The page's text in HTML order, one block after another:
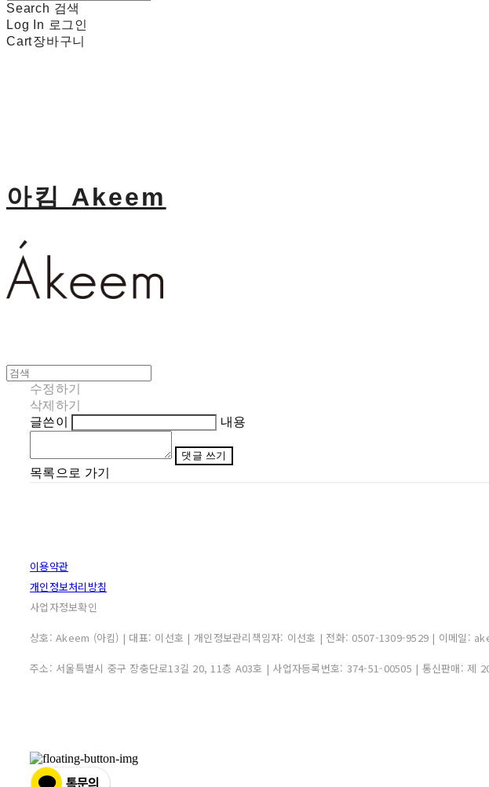
Search 검색
Log In 로그인
Cart장바구니
아킴 Akeem
수정하기
삭제하기
글쓴이
내용
댓글 쓰기
목록으로 가기
이용약관
개인정보처리방침
사업자정보확인
상호: Akeem (아킴) | 대표: 이선호 | 개인정보관리책임자: 이선호 | 전화: 0507-1309-9529 | 이메일:
주소: 서울특별시 중구 장충단로13길 20, 11층 A03호 | 사업자등록번호: 374-51-00505 | 통신판매: 제